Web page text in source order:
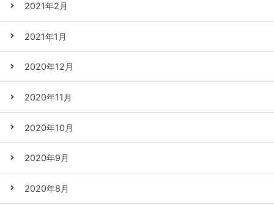
2021年2月
2021年1月
2020年12月
2020年11月
2020年10月
2020年9月
2020年8月